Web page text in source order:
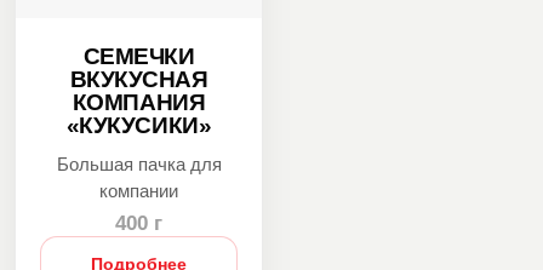
СЕМЕЧКИ
ВКУКУСНАЯ
КОМПАНИЯ
«КУКУСИКИ»
Большая пачка для
компании
400 г
Подробнее